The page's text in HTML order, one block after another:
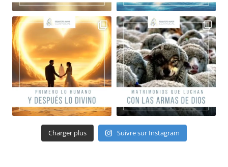
Charger plus Suivre sur Instagram